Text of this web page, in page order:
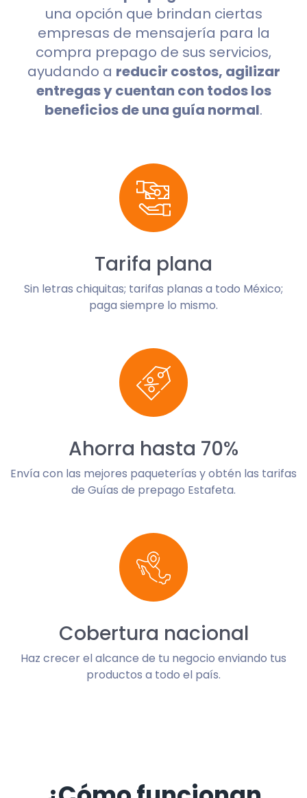
una opción que brindan ciertas
empresas de mensajería para la
compra prepago de sus servicios,
ayudando a reducir costos, agilizar
entregas y cuentan con todos los
beneficios de una guía normal.
Tarifa plana
Sin letras chiquitas; tarifas planas a todo México;
paga siempre lo mismo.
Ahorra hasta 70%
Envía con las mejores paqueterías y obtén las tarifas
de Guías de prepago Estafeta.
Cobertura nacional
Haz crecer el alcance de tu negocio enviando tus
productos a todo el país.